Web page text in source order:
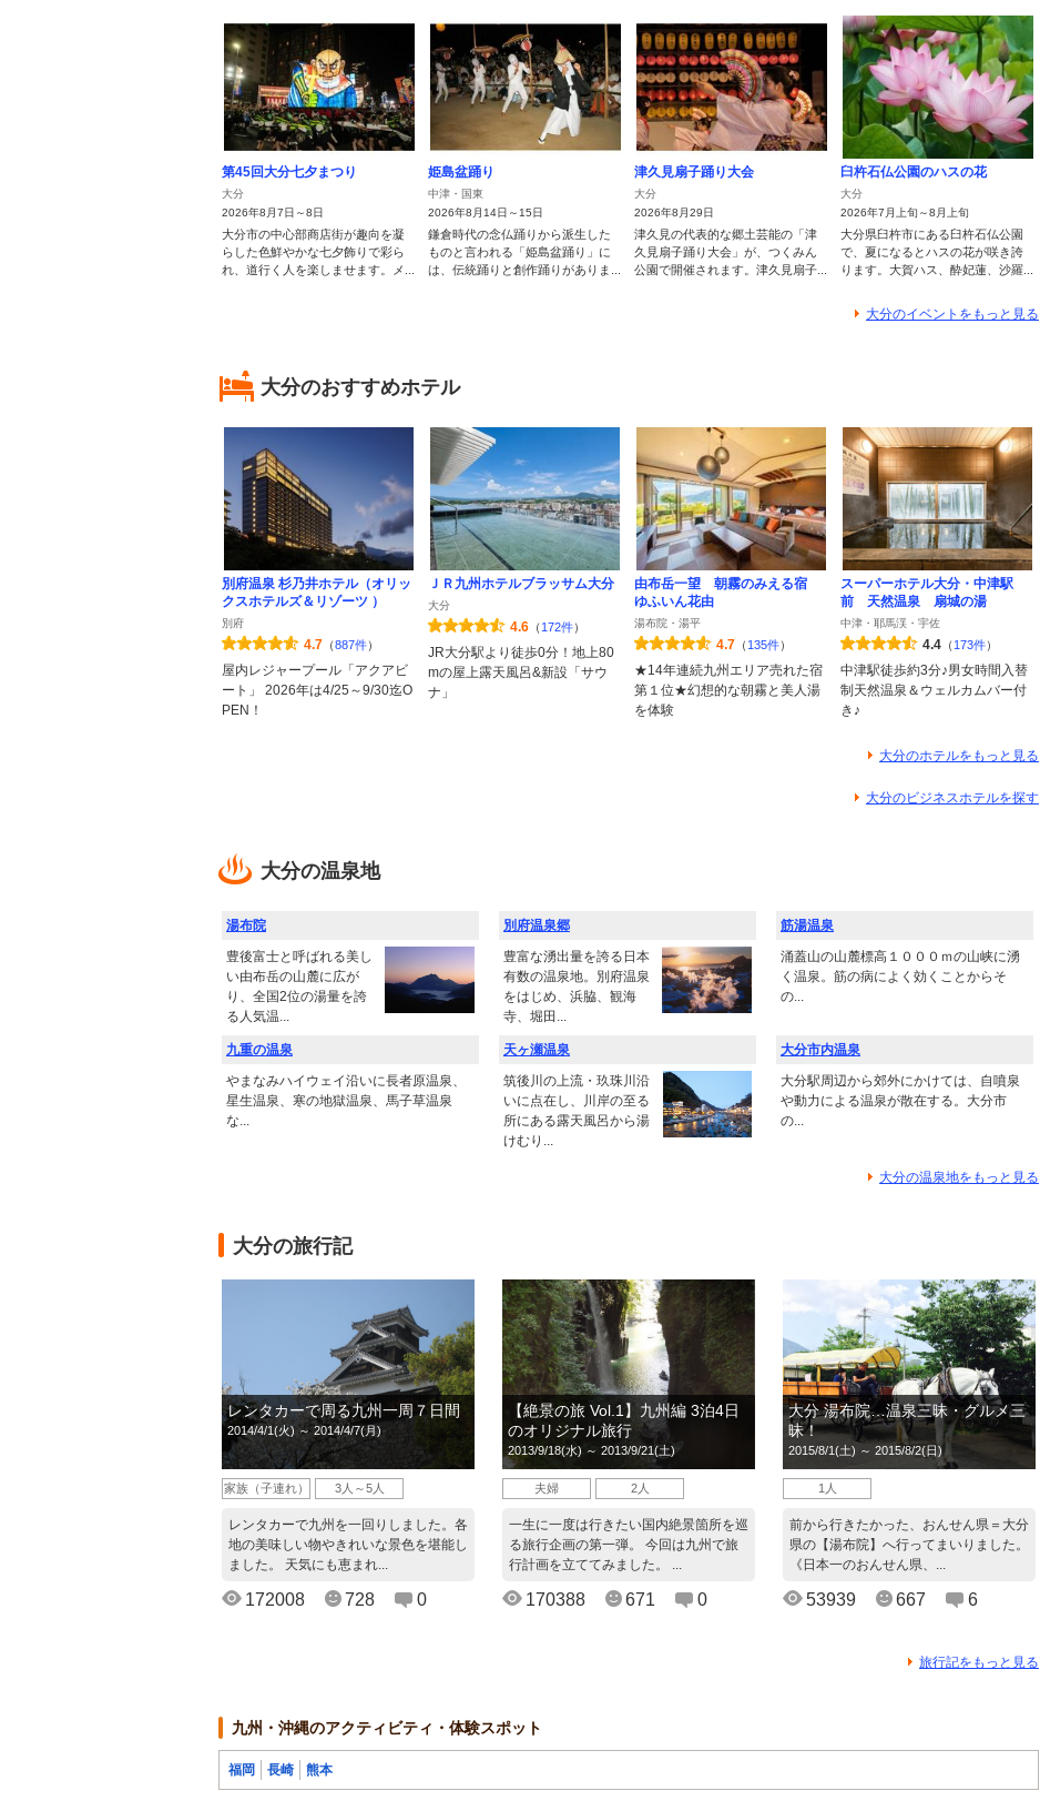
第45回大分七夕まつり
大分
2026年8月7日～8日
大分市の中心部商店街が趣向を凝
らした色鮮やかな七夕飾りで彩ら
れ、道行く人を楽しませます。メ...
姫島盆踊り
中津・国東
2026年8月14日～15日
鎌倉時代の念仏踊りから派生した
ものと言われる「姫島盆踊り」に
は、伝統踊りと創作踊りがありま...
津久見扇子踊り大会
大分
2026年8月29日
津久見の代表的な郷土芸能の「津
久見扇子踊り大会」が、つくみん
公園で開催されます。津久見扇子...
臼杵石仏公園のハスの花
大分
2026年7月上旬～8月上旬
大分県臼杵市にある臼杵石仏公園
で、夏になるとハスの花が咲き誇
ります。大賀ハス、酔妃蓮、沙羅...
大分のイベントをもっと見る
大分のおすすめホテル
別府温泉 杉乃井ホテル（オリッ
クスホテルズ＆リゾーツ ）
別府
4.7 （887件）
屋内レジャープール「アクアビ
ート」 2026年は4/25～9/30迄O
PEN！
ＪＲ九州ホテルブラッサム大分
大分
4.6 （ 172件）
JR大分駅より徒歩0分！地上80
mの屋上露天風呂&新設「サウ
ナ」
由布岳一望 朝霧のみえる宿
ゆふいん花由
湯布院・湯平
4.7 （ 135件）
★14年連続九州エリア売れた宿
第１位★幻想的な朝霧と美人湯
を体験
スーパーホテル大分・中津駅
前 天然温泉 扇城の湯
中津・耶馬渓・宇佐
4.4 （ 173件）
中津駅徒歩約3分♪男女時間入替
制天然温泉＆ウェルカムバー付
き♪
大分のホテルをもっと見る
大分のビジネスホテルを探す
大分の温泉地
湯布院
豊後富士と呼ばれる美し
い由布岳の山麓に広が
り、全国2位の湯量を誇
る人気温...
別府温泉郷
豊富な湧出量を誇る日本
有数の温泉地。別府温泉
をはじめ、浜脇、観海
寺、堀田...
筋湯温泉
涌蓋山の山麓標高１０００ｍの山峡に湧
く温泉。筋の病によく効くことからそ
の...
九重の温泉
やまなみハイウェイ沿いに長者原温泉、
星生温泉、寒の地獄温泉、馬子草温泉
な...
天ヶ瀬温泉
筑後川の上流・玖珠川沿
いに点在し、川岸の至る
所にある露天風呂から湯
けむり...
大分市内温泉
大分駅周辺から郊外にかけては、自噴泉
や動力による温泉が散在する。大分市
の...
大分の温泉地をもっと見る
大分の旅行記
レンタカーで周る九州一周７日間
2014/4/1(火) ～ 2014/4/7(月)
家族（子連れ） 3人～5人
レンタカーで九州を一回りしました。各
地の美味しい物やきれいな景色を堪能し
ました。 天気にも恵まれ...
172008 728 0
【絶景の旅 Vol.1】九州編 3泊4日
のオリジナル旅行
2013/9/18(水) ～ 2013/9/21(土)
夫婦 2人
一生に一度は行きたい国内絶景箇所を巡
る旅行企画の第一弾。 今回は九州で旅
行計画を立ててみました。 ...
170388 671 0
大分 湯布院…温泉三昧・グルメ三
昧！
2015/8/1(土) ～ 2015/8/2(日)
1人
前から行きたかった、おんせん県＝大分
県の【湯布院】へ行ってまいりました。
《日本一のおんせん県、...
53939 667 6
旅行記をもっと見る
九州・沖縄のアクティビティ・体験スポット
福岡 長崎 熊本